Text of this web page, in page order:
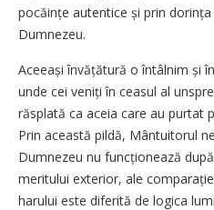
pocăințe autentice și prin
Dumnezeu.
Aceeași învățătură o întâlnim și
unde cei veniți în ceasul al
răsplată ca aceia care au purtat
Prin această pildă, Mântuitorul
Dumnezeu nu funcționează
meritului exterior, ale
harului este diferită de logica